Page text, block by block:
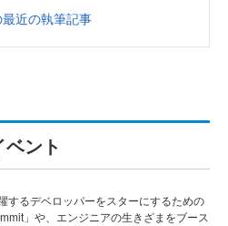
近の執筆記事
ベント
するデベロッパーをスターにするための
」や、エンジニアの生きざまをブース